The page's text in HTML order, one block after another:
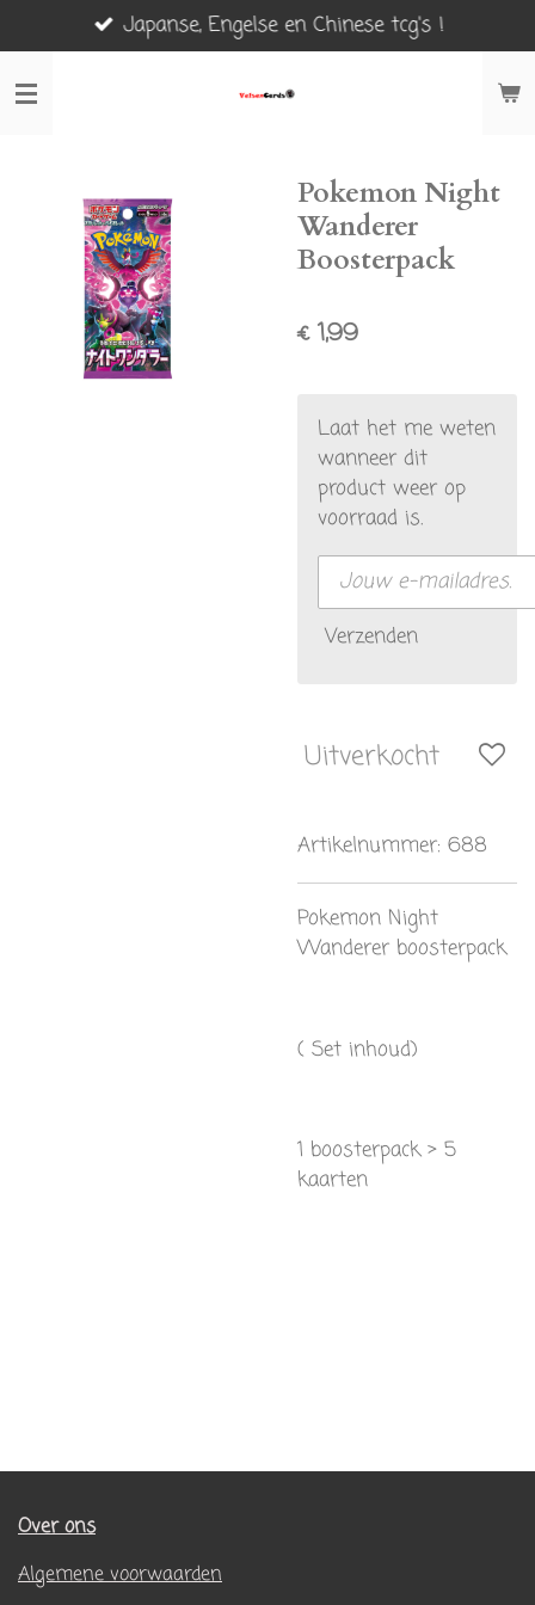
direct
naar
Japanse, Engelse en Chinese tcg's !
Pokemon Night
Wanderer
Boosterpack
€ 1,99
Laat het me weten
wanneer dit
product weer op
voorraad is.
Verzenden
Uitverkocht
Artikelnummer: 688
Pokemon Night
Wanderer boosterpack
( Set inhoud)
1 boosterpack > 5
kaarten
Over ons
Algemene voorwaarden